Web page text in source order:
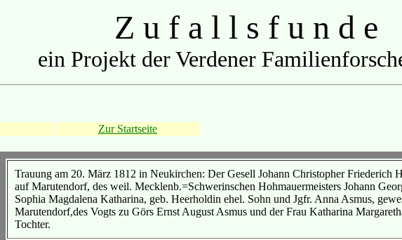
Z u f a l l s f u n d e
ein Projekt der Verdener
Zur Startseite
Trauung am 20. März 1812 in Neukirchen: Der Gesell Johann Christopher Friederich
auf Marutendorf, des weil. Mecklenb.=Schwerinschen Hohmauermeisters Johann
Sophia Magdalena Katharina, geb. Heerholdin ehel. Sohn und Jgfr. Anna Asmus,
Marutendorf,des Vogts zu Görs Ernst August Asmus und der Frau Katharina
Tochter.